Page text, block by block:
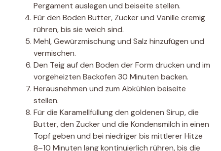
Pergament auslegen und beiseite stellen.
Für den Boden Butter, Zucker und Vanille cremig
rühren, bis sie weich sind.
Mehl, Gewürzmischung und Salz hinzufügen und
vermischen.
Den Teig auf den Boden der Form drücken und im
vorgeheizten Backofen 30 Minuten backen.
Herausnehmen und zum Abkühlen beiseite
stellen.
Für die Karamellfüllung den goldenen Sirup, die
Butter, den Zucker und die Kondensmilch in einen
Topf geben und bei niedriger bis mittlerer Hitze
8–10 Minuten lang kontinuierlich rühren, bis die